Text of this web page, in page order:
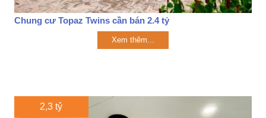
Chung cư Topaz Twins cần bán 2.4 tỷ
Xem thêm...
2,3 tỷ